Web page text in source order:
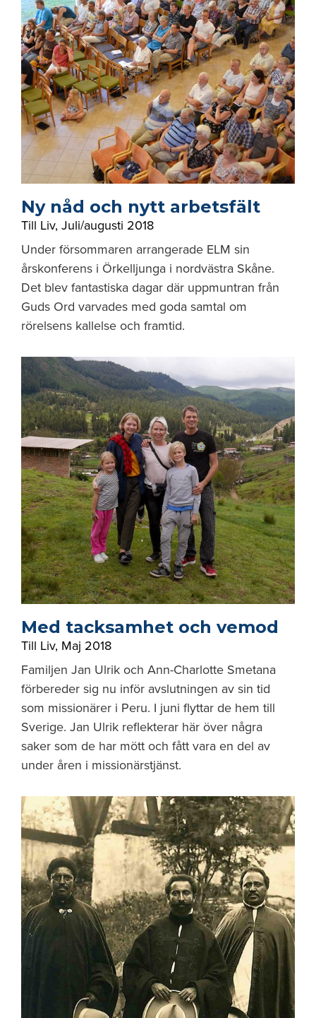
Ny nåd och nytt arbetsfält
Till Liv, Juli/augusti 2018
Under försommaren arrangerade ELM sin
årskonferens i Örkelljunga i nordvästra Skåne.
Det blev fantastiska dagar där uppmuntran från
Guds Ord varvades med goda samtal om
rörelsens kallelse och framtid.
Med tacksamhet och vemod
Till Liv, Maj 2018
Familjen Jan Ulrik och Ann-Charlotte Smetana
förbereder sig nu inför avslutningen av sin tid
som missionärer i Peru. I juni flyttar de hem till
Sverige. Jan Ulrik reflekterar här över några
saker som de har mött och fått vara en del av
under åren i missionärstjänst.